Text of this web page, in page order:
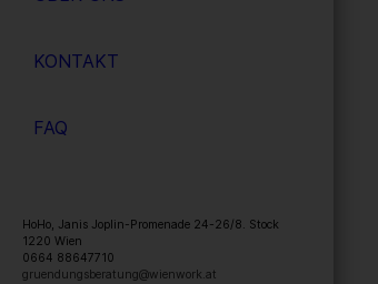
KONTAKT
FAQ
HoHo, Janis Joplin-Promenade 24-26/8. Stock
1220 Wien
0664 88647710
gruendungsberatung@wienwork.at